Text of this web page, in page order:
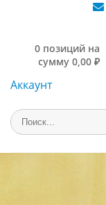
0 позиций на
сумму 0,00 ₽
Аккаунт